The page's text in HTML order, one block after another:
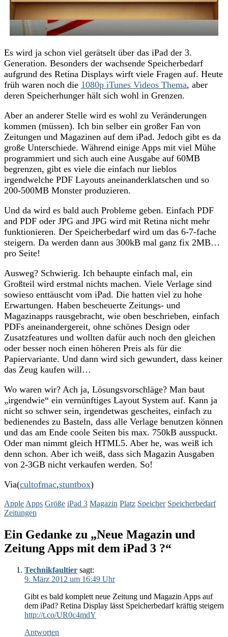
Es wird ja schon viel gerätselt über das iPad der 3.
Generation. Besonders der wachsende Speicherbedarf
aufgrund des Retina Displays wirft viele Fragen auf. Heute
früh waren noch die 1080p iTunes Videos Thema, aber
deren Speicherhunger hält sich wohl in Grenzen.
Aber an anderer Stelle wird es wohl zu Veränderungen
kommen (müssen). Ich bin selber ein großer Fan von
Zeitungen und Magazinen auf dem iPad. Jedoch gibt es da
große Unterschiede. Während einige Apps mit viel Mühe
programmiert und sich auch eine Ausgabe auf 60MB
begrenzen, gibt es viele die einfach nur lieblos
irgendwelche PDF Layouts aneinanderklatschen und so
200-500MB Monster produzieren.
Und da wird es bald auch Probleme geben. Einfach PDF
and PDF oder JPG and JPG wird mit Retina nicht mehr
funktionieren. Der Speicherbedarf wird um das 6-7-fache
steigern. Da werden dann aus 300kB mal ganz fix 2MB…
pro Seite!
Ausweg? Schwierig. Ich behaupte einfach mal, ein
Großteil wird erstmal nichts machen. Viele Verlage sind
sowieso enttäuscht vom iPad. Die hatten viel zu hohe
Erwartungen. Haben bescheuerte Zeitungs- und
Magazinapps rausgebracht, wie oben beschrieben, einfach
PDFs aneinandergereit, ohne schönes Design oder
Zusatzfeatures und wollten dafür auch noch den gleichen
oder besser noch einen höheren Preis als für die
Papiervariante. Und dann wird sich gewundert, dass keiner
das Zeug kaufen will…
Wo waren wir? Ach ja, Lösungsvorschläge? Man baut
„irgendwie“ ein vernünftiges Layout System auf. Kann ja
nicht so schwer sein, irgendetwas gescheites, einfach zu
bedienendes zu Basteln, dass alle Verlage benutzen können
und das am Ende coole Seiten bis max. 750kB ausspuckt.
Oder man nimmt gleich HTML5. Aber he, was weiß ich
denn schon. Aber ich weiß, dass sich Magazin Ausgaben
von 2-3GB nicht verkaufen werden. So!
Via(cultofmac,stuntbox)
Apple Apps Größe iPad 3 Magazin Platz Speicher Speicherbedarf
Zeitungen
Ein Gedanke zu „Neue Magazin und
Zeitung Apps mit dem iPad 3 ?“
Technikfaultier sagt:
9. März 2012 um 16:49 Uhr
Gibt es bald komplett neue Zeitung und Magazin Apps auf
dem iPad? Retina Display lässt Speicherbedarf kräftig steigern
http://t.co/UR0c4mdY
Antworten